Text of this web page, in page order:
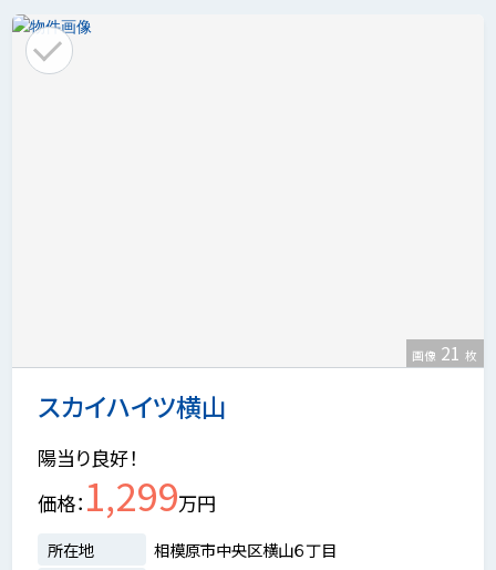
スカイハイツ横山
画像 21 枚
陽当り良好！
価格 1,299万円
所在地
相模原市中央区横山６丁目